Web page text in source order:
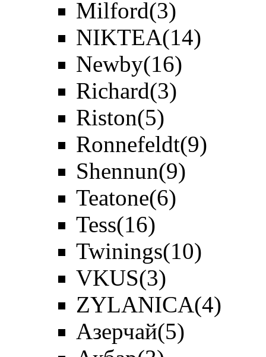
Milford(3)
NIKTEA(14)
Newby(16)
Richard(3)
Riston(5)
Ronnefeldt(9)
Shennun(9)
Teatone(6)
Tess(16)
Twinings(10)
VKUS(3)
ZYLANICA(4)
Азерчай(5)